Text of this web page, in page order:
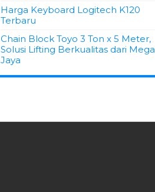
Harga Keyboard Logitech K120
Terbaru
Chain Block Toyo 3 Ton x 5 Meter,
Solusi Lifting Berkualitas dari Mega
Jaya